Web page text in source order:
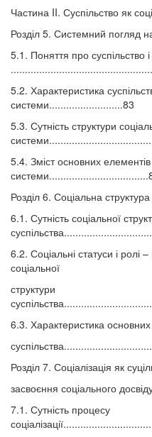
Частина II. Суспільство як
Розділ 5. Системний погляд
5.1. Поняття про суспільство
5.2. Характеристика
системи..........................83
5.3. Сутність структури
5.4. Зміст основних елементів
Розділ 6. Соціальна
6.1. Сутність соціальної
6.2. Соціальні статуси і ролі
соціальної
структури
6.3. Характеристика основних
Розділ 7. Соціалізація як
засвоєння соціального
7.1. Сутність процесу